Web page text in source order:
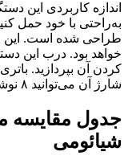
اندازه کاربردی این
طراحی شده است. این
شارژ آن می‌توانید ۸ نوشیدنی تهیه کنید.
جدول مقایسه
شیائومی